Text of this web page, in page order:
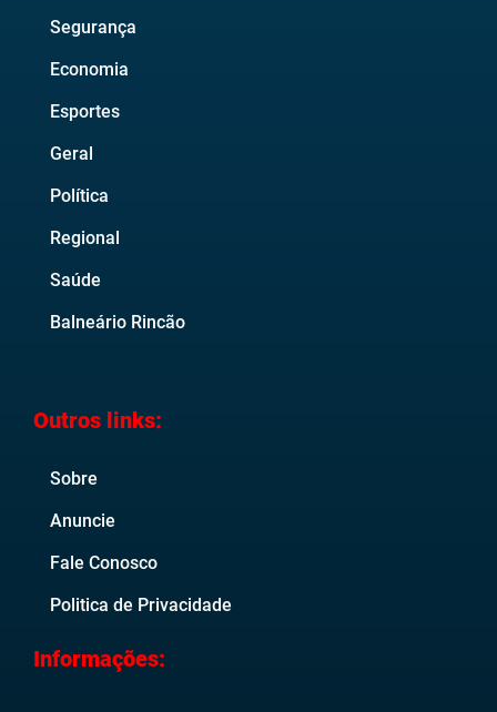
Segurança
Economia
Esportes
Geral
Política
Regional
Saúde
Balneário Rincão
Outros links:
Sobre
Anuncie
Fale Conosco
Politica de Privacidade
Informações: